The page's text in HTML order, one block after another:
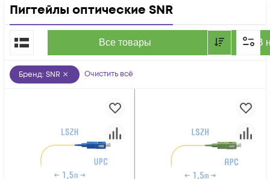
Пигтейлы оптические SNR
Все товары В
По популярности
Бренд: SNR Очистить всё